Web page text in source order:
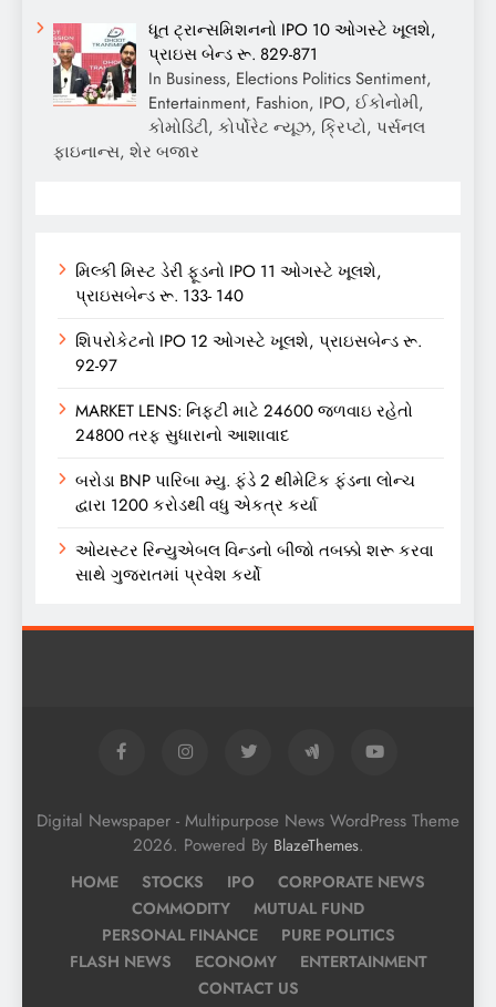
ધૂત ટ્રાન્સમિશનનો IPO 10 ઓગસ્ટે ખૂલશે,
પ્રાઇસ બેન્ડ રૂ. 829-871
In Business, Elections Politics Sentiment,
Entertainment, Fashion, IPO, ઈકોનોમી,
કોમોડિટી, કોર્પોરેટ ન્યૂઝ, ક્રિપ્ટો, પર્સનલ
ફાઇનાન્સ, શેર બજાર
મિલ્કી મિસ્ટ ડેરી ફૂડનો IPO 11 ઓગસ્ટે ખૂલશે,
પ્રાઇસબેન્ડ રૂ. 133- 140
શિપરોકેટનો IPO 12 ઓગસ્ટે ખૂલશે, પ્રાઇસબેન્ડ રૂ.
92-97
MARKET LENS: નિફ્ટી માટે 24600 જળવાઇ રહેતો
24800 તરફ સુધારાનો આશાવાદ
બરોડા BNP પારિબા મ્યુ. ફંડે 2 થીમેટિક ફંડના લોન્ચ
દ્વારા 1200 કરોડથી વધુ એકત્ર કર્યા
ઓયસ્ટર રિન્યુએબલ વિન્ડનો બીજો તબક્કો શરૂ કરવા
સાથે ગુજરાતમાં પ્રવેશ કર્યો
Digital Newspaper - Multipurpose News WordPress Theme
2026. Powered By BlazeThemes.
HOME STOCKS IPO
CORPORATE NEWS
COMMODITY
MUTUAL FUND
PERSONAL FINANCE
PURE POLITICS
FLASH NEWS
ECONOMY
ENTERTAINMENT
CONTACT US